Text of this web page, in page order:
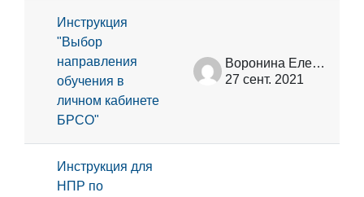
Инструкция
"Выбор
направления
обучения в
личном кабинете
БРСО"
Воронина Елена Владимировна
27 сент. 2021
Инструкция для
НПР по